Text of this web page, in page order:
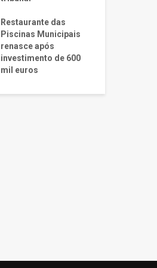
Restaurante das
Piscinas Municipais
renasce após
investimento de 600
mil euros